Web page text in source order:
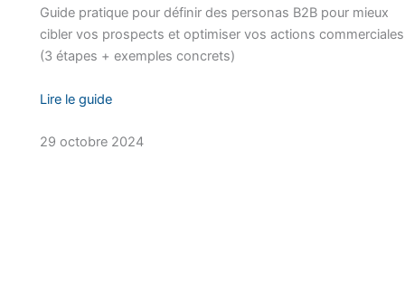
Guide pratique pour définir des personas B2B pour mieux
cibler vos prospects et optimiser vos actions commerciales
(3 étapes + exemples concrets)
Lire le guide
29 octobre 2024